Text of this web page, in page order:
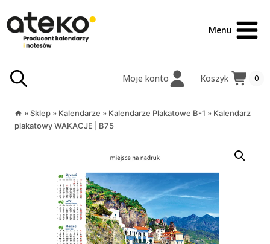
treści
do
treści
Menu
Moje konto Koszyk 0
»Sklep » Kalendarze » Kalendarze Plakatowe B-1 » Kalendarz
plakatowy WAKACJE | B75